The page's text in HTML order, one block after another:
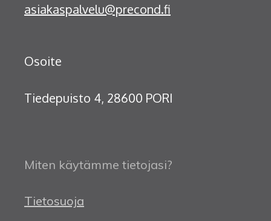
asiakaspalvelu@precond.fi
Osoite
Tiedepuisto 4, 28600 PORI
Miten käytämme tietojasi?
Tietosuoja